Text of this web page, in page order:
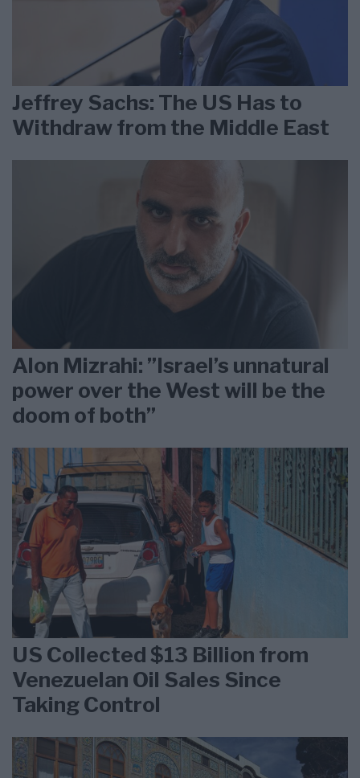
Jeffrey Sachs: The US Has to
Withdraw from the Middle East
Alon Mizrahi: ”Israel’s unnatural
power over the West will be the
doom of both”
US Collected $13 Billion from
Venezuelan Oil Sales Since
Taking Control